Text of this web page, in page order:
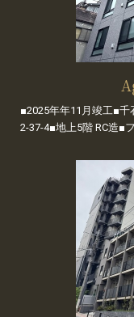
■2025年年11月竣工■
2-37-4■地上5階 RC造■